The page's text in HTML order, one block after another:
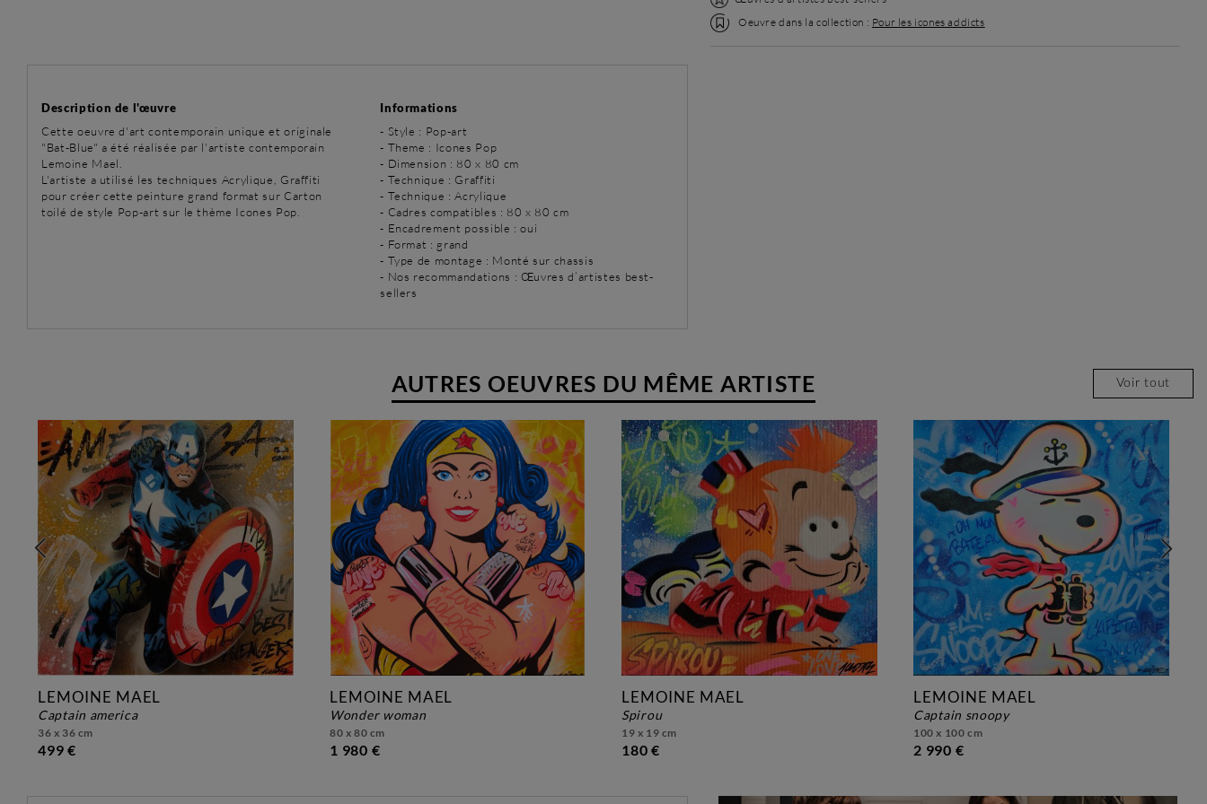
Oeuvre dans la collection : Pour les icones addicts
Description de l'œuvre
Cette oeuvre d'art contemporain unique et originale
"Bat-Blue" a été réalisée par l'artiste contemporain
Lemoine Mael.
L'artiste a utilisé les techniques Acrylique, Graffiti
pour créer cette peinture grand format sur Carton
toilé de style Pop-art sur le thème Icones Pop.
Informations
- Style : Pop-art
- Theme : Icones Pop
- Dimension : 80 x 80 cm
- Technique : Graffiti
- Technique : Acrylique
- Cadres compatibles : 80 x 80 cm
- Encadrement possible : oui
- Format : grand
- Type de montage : Monté sur chassis
- Nos recommandations : Œuvres d’artistes best-
sellers
AUTRES OEUVRES DU MÊME ARTISTE Voir tout
LEMOINE MAEL
captain america
36 x 36 cm
499 €
LEMOINE MAEL
wonder woman
80 x 80 cm
1 980 €
LEMOINE MAEL
spirou
19 x 19 cm
180 €
LEMOINE MAEL
captain snoopy
100 x 100 cm
2 990 €